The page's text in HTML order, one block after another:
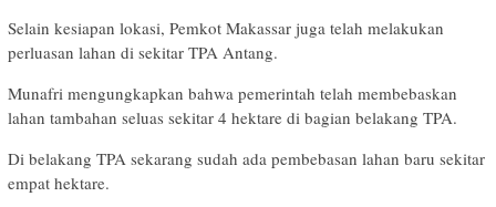
Selain kesiapan lokasi, Pemkot Makassar juga telah melakukan
perluasan lahan di sekitar TPA Antang.
Munafri mengungkapkan bahwa pemerintah telah membebaskan
lahan tambahan seluas sekitar 4 hektare di bagian belakang TPA.
Di belakang TPA sekarang sudah ada pembebasan lahan baru sekitar
empat hektare.